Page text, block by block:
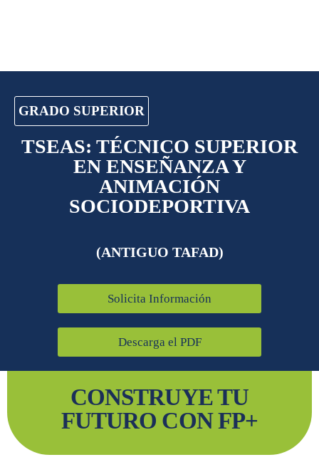
GRADO SUPERIOR
TSEAS: TÉCNICO SUPERIOR
EN ENSEÑANZA Y
ANIMACIÓN
SOCIODEPORTIVA
(ANTIGUO TAFAD)
Solicita Información
Descarga el PDF
CONSTRUYE TU
FUTURO CON FP+